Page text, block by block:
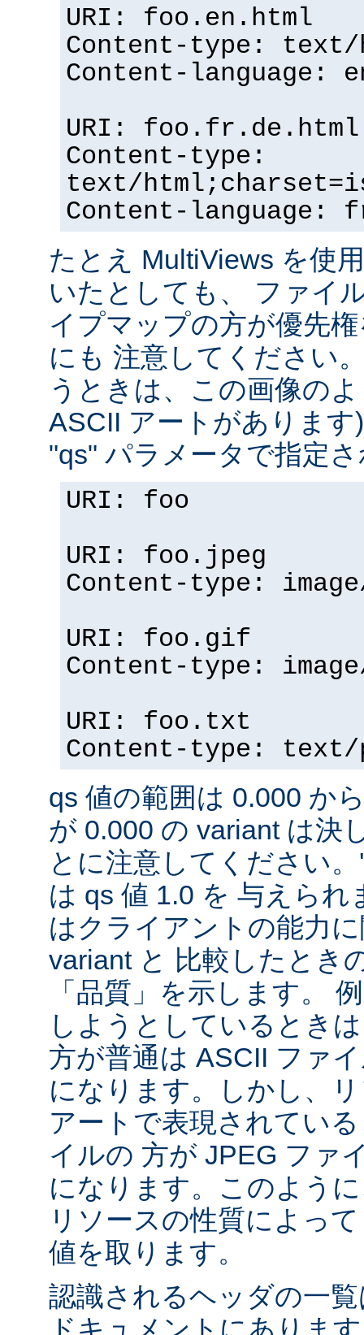
URI: foo.en.html
Content-type: text/
Content-language:
URI: foo.fr.de.html
Content-type:
text/
Content-language:
たとえ MultiViews を使
いたとしても、 ファイ
イプマップの方が優先
にも 注意してください
うときは、この画像の
ASCII アートがありま
"qs" パラメータで指定
URI: foo
URI: foo.jpeg
Content-type:
URI: foo.gif
Content-type:
URI: foo.txt
Content-type:
qs 値の範囲は 0.000 か
が 0.000 の variant は決
とに注意してください
は qs 値 1.0 を 与えら
はクライアントの能力
variant と 比較したとき
「品質」を示します。
しようとしているとき
方が普通は ASCII ファ
になります。しかし、
アートで表現されてい
イルの 方が JPEG ファ
になります。このよう
リソースの性質によっ
値を取ります。
認識されるヘッダの一
ドキュメントにありま